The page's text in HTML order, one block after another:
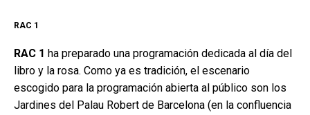
RAC 1
RAC 1 ha preparado una programación dedicada al día del
libro y la rosa. Como ya es tradición, el escenario
escogido para la programación abierta al público son los
Jardines del Palau Robert de Barcelona (en la confluencia